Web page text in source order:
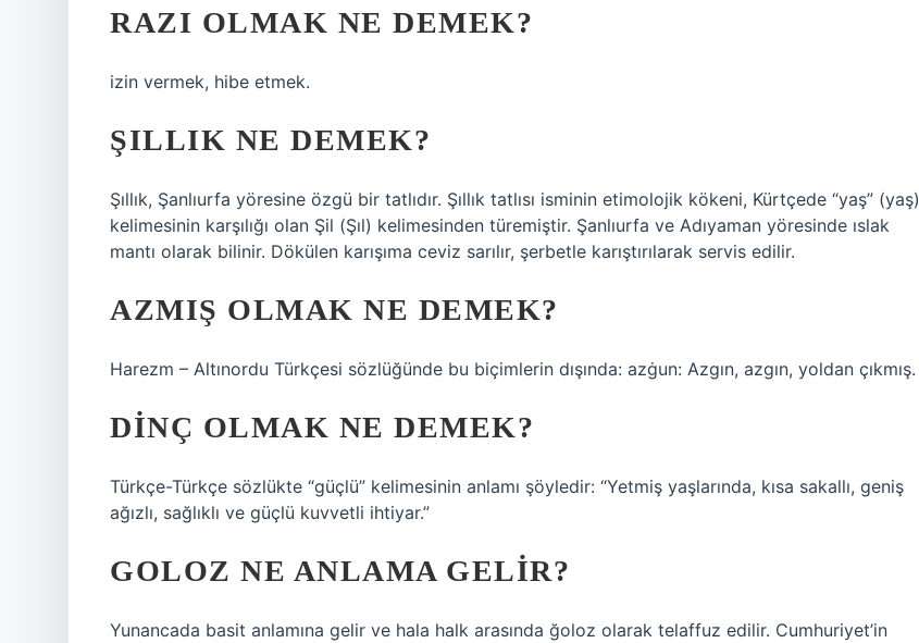
RAZI OLMAK NE DEMEK?
izin vermek, hibe etmek.
ŞILLIK NE DEMEK?
Şıllık, Şanlıurfa yöresine özgü bir tatlıdır. Şıllık tatlısı isminin etimolojik kökeni, Kürtçede “yaş” (yaş)
kelimesinin karşılığı olan Şil (Şıl) kelimesinden türemiştir. Şanlıurfa ve Adıyaman yöresinde ıslak
mantı olarak bilinir. Dökülen karışıma ceviz sarılır, şerbetle karıştırılarak servis edilir.
AZMIŞ OLMAK NE DEMEK?
Harezm – Altınordu Türkçesi sözlüğünde bu biçimlerin dışında: azġun: Azgın, azgın, yoldan çıkmış.
DINÇ OLMAK NE DEMEK?
Türkçe-Türkçe sözlükte “güçlü” kelimesinin anlamı şöyledir: “Yetmiş yaşlarında, kısa sakallı, geniş
ağızlı, sağlıklı ve güçlü kuvvetli ihtiyar.”
GOLOZ NE ANLAMA GELIR?
Yunancada basit anlamına gelir ve hala halk arasında ğoloz olarak telaffuz edilir. Cumhuriyet’in